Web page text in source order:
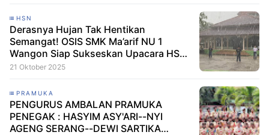
HSN
Derasnya Hujan Tak Hentikan
Semangat! OSIS SMK Ma’arif NU 1
Wangon Siap Sukseskan Upacara HSN
2025
21 Oktober 2025
PRAMUKA
PENGURUS AMBALAN PRAMUKA
PENEGAK : HASYIM ASY'ARI--NYI
AGENG SERANG--DEWI SARTIKA